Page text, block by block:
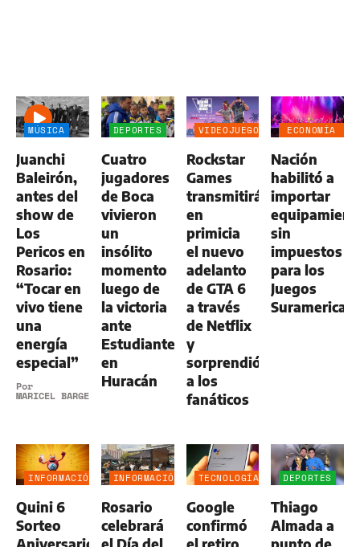
MÚSICA
Juanchi
Baleirón,
antes del
show de
Los
Pericos en
Rosario:
“Tocar en
vivo tiene
una
energía
especial”
Por
MARICEL BARGERI
DEPORTES
Cuatro
jugadores
de Boca
vivieron
un
insólito
momento
luego de
la victoria
ante
Estudiantes
en
Huracán
VIDEOJUEGOS
Rockstar
Games
transmitirá
en
primicia
el nuevo
adelanto
de GTA 6
a través
de Netflix
y
sorprendió
a los
fanáticos
ECONOMÍA
AGRO
Nación
habilitó a
importar
sin
impuestos
para los
Juegos
INFORMACIÓN
Quini 6
Sorteo
INFORMACIÓN
Rosario
celebrará
TECNOLOGÍA
Google
confirmó
DEPORTES
Thiago
Almada a